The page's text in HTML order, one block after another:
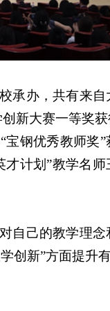
承办，共有来
新大赛一等奖
钢优秀教师奖
计划”教学名
自己的教学理
创新”方面提升有